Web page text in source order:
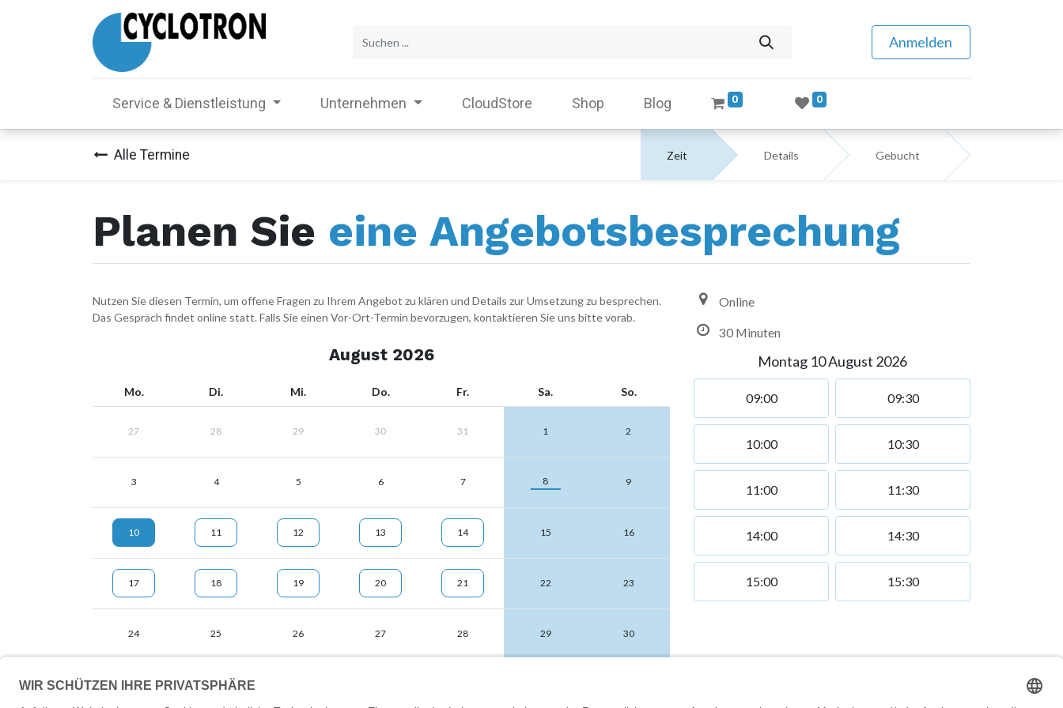
Anmelden
Service & Dienstleistung Unternehmen CloudStore Shop Blog 0 0
Alle Termine Zeit Details Gebucht
Planen Sie eine Angebotsbesprechung
Nutzen Sie diesen Termin, um offene Fragen zu Ihrem Angebot zu klären und Details zur Umsetzung zu besprechen.
Das Gespräch findet online statt. Falls Sie einen Vor-Ort-Termin bevorzugen, kontaktieren Sie uns bitte vorab.
August 2026
Mo. Di. Mi. Do. Fr. Sa. So.
27 28 29 30 31 1 2
3 4 5 6 7 8 9
10 11 12 13 14 15 16
17 18 19 20 21 22 23
24 25 26 27 28 29 30
31 1
Online
30 Minuten
Montag 10 August 2026
09:00 09:30
10:00 10:30
11:00 11:30
14:00 14:30
15:00 15:30